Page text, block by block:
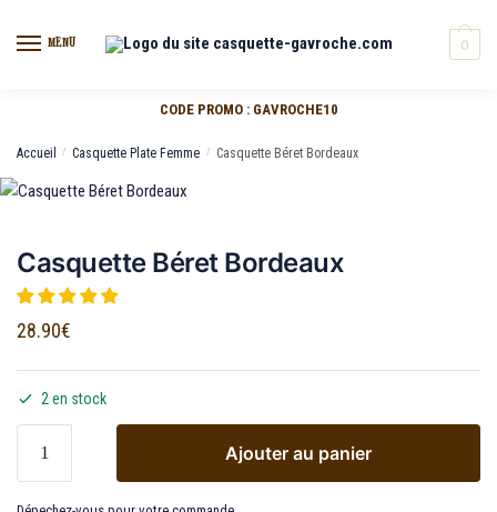
MENU 0
CODE PROMO : GAVROCHE10
Accueil / Casquette Plate Femme / Casquette Béret Bordeaux
Casquette Béret Bordeaux
28.90€
2 en stock
Ajouter au panier